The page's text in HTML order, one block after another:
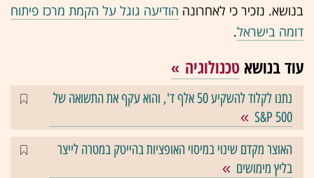
בנושא. נזכיר כי לאחרונה הודיעה גוגל על הקמת מרכז פיתוח
דומה בישראל.
עוד בנושא טכנולוגיה
נתנו לקלוד להשקיע 50 אלף ד', והוא עקף את התשואה של
S&P 500
האוצר מקדם שינוי במיסוי האופציות בהייטק במטרה לייצר
בליץ מימושים